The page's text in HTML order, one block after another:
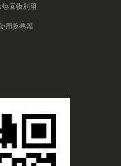
回收利用
用换热器